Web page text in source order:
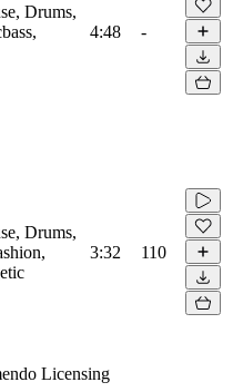
Drums,
4:48 -
Drums,
3:32 110
Licensing